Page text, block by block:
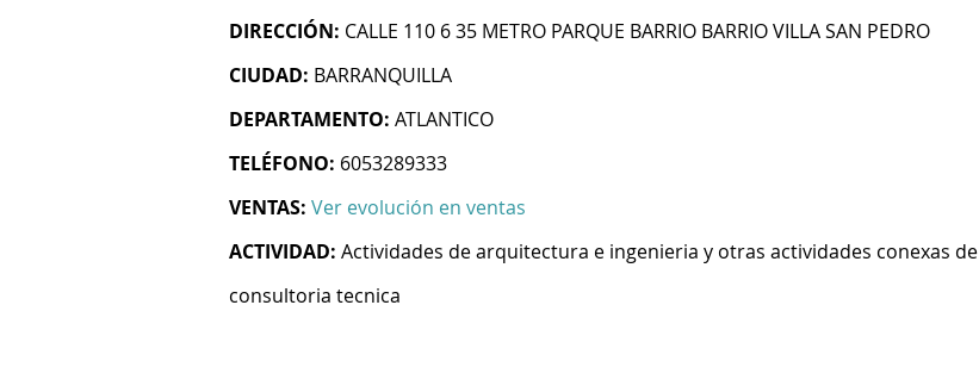
DIRECCIÓN: CALLE 110 6 35 METRO PARQUE BARRIO BARRIO VILLA SAN PEDRO
CIUDAD: BARRANQUILLA
DEPARTAMENTO: ATLANTICO
TELÉFONO: 6053289333
VENTAS: Ver evolución en ventas
ACTIVIDAD: Actividades de arquitectura e ingenieria y otras actividades conexas de
consultoria tecnica